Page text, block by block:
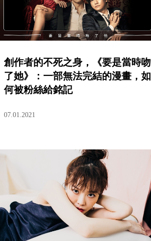
創作者的不死之身，《要是當時吻
了她》：一部無法完結的漫畫，如
何被粉絲給銘記
07.01.2021